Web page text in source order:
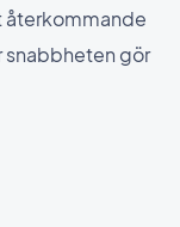
återkommande
snabbheten gör